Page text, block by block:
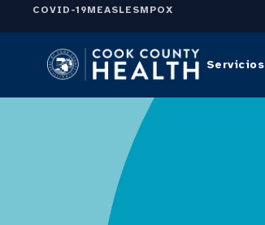
COVID-19MEASLESMPOX
Servicios